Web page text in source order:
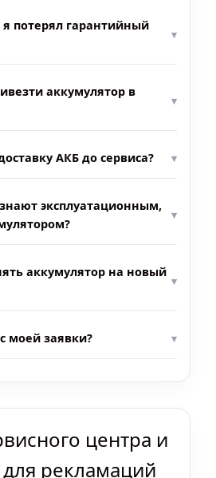
я потерял гарантийный
аккумулятор в
АКБ до сервиса?
эксплуатационным,
аккумулятор на новый
моей заявки?
центра и
рекламаций